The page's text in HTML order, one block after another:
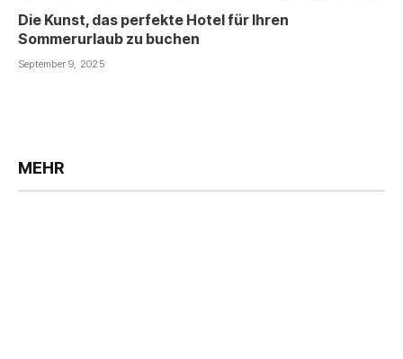
Die Kunst, das perfekte Hotel für Ihren
Sommerurlaub zu buchen
September 9, 2025
MEHR